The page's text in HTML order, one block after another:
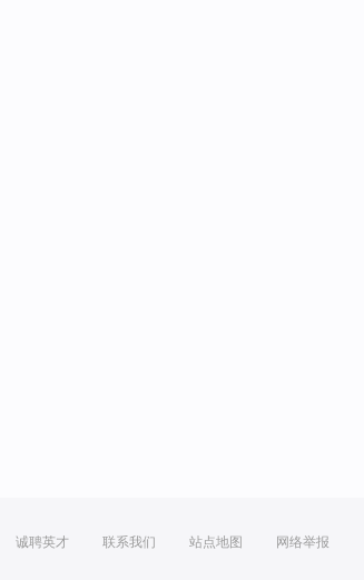
诚聘英才 联系我们 站点地图 网络举报